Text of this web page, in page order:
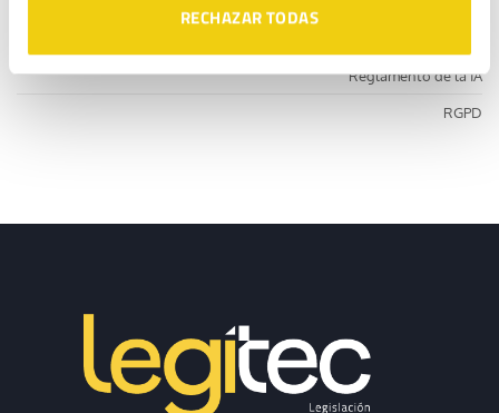
RECHAZAR TODAS
Reglamento de la IA
RGPD